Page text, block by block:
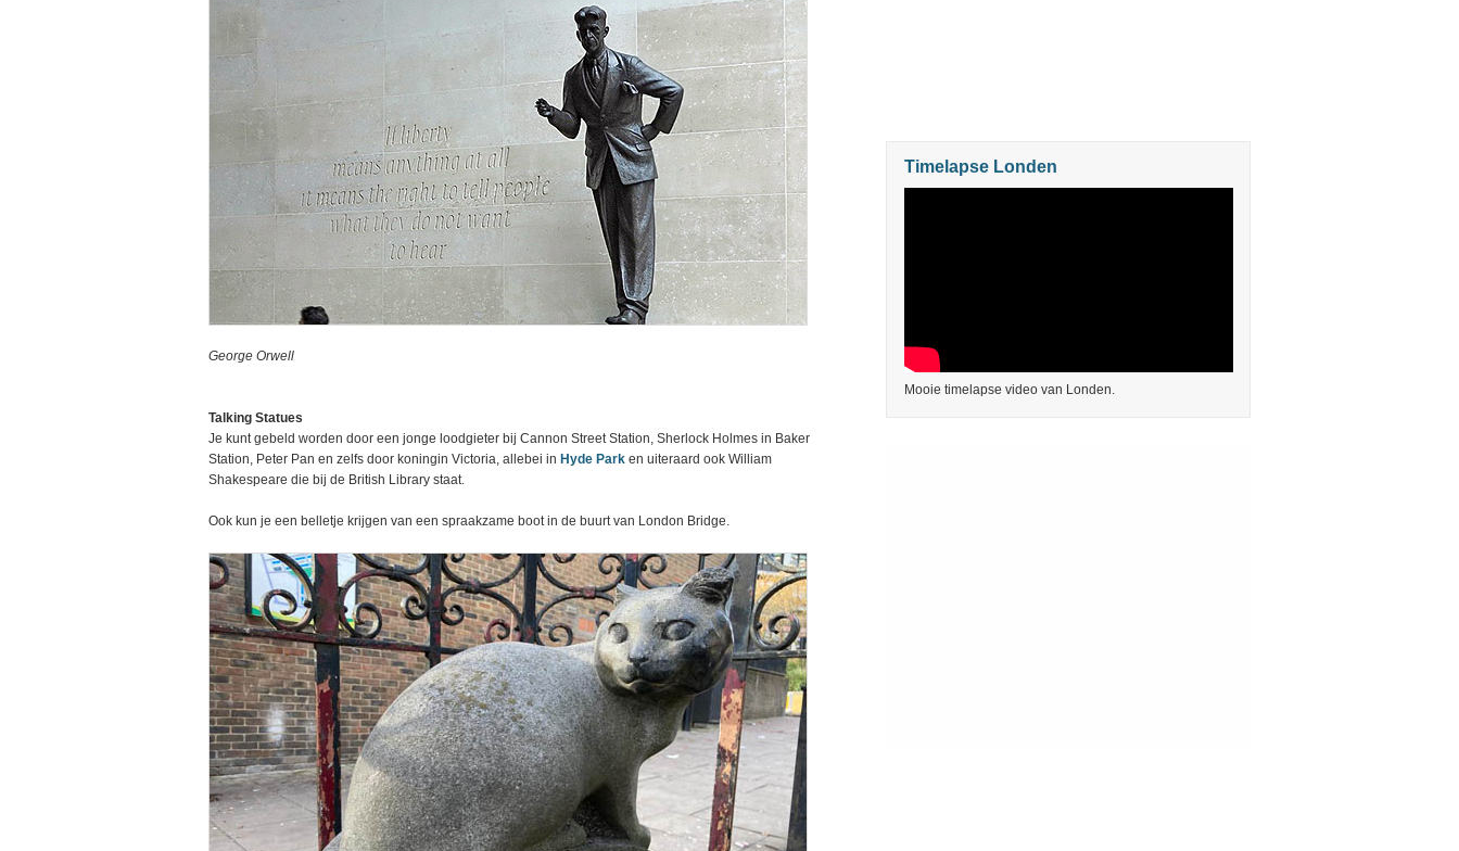
George Orwell
Talking Statues
Je kunt gebeld worden door een jonge loodgieter bij Cannon Street Station, Sherlock Holmes in Baker
Station, Peter Pan en zelfs door koningin Victoria, allebei in Hyde Park en uiteraard ook William
Shakespeare die bij de British Library staat.
Ook kun je een belletje krijgen van een spraakzame boot in de buurt van London Bridge.
Timelapse Londen
Mooie timelapse video van Londen.